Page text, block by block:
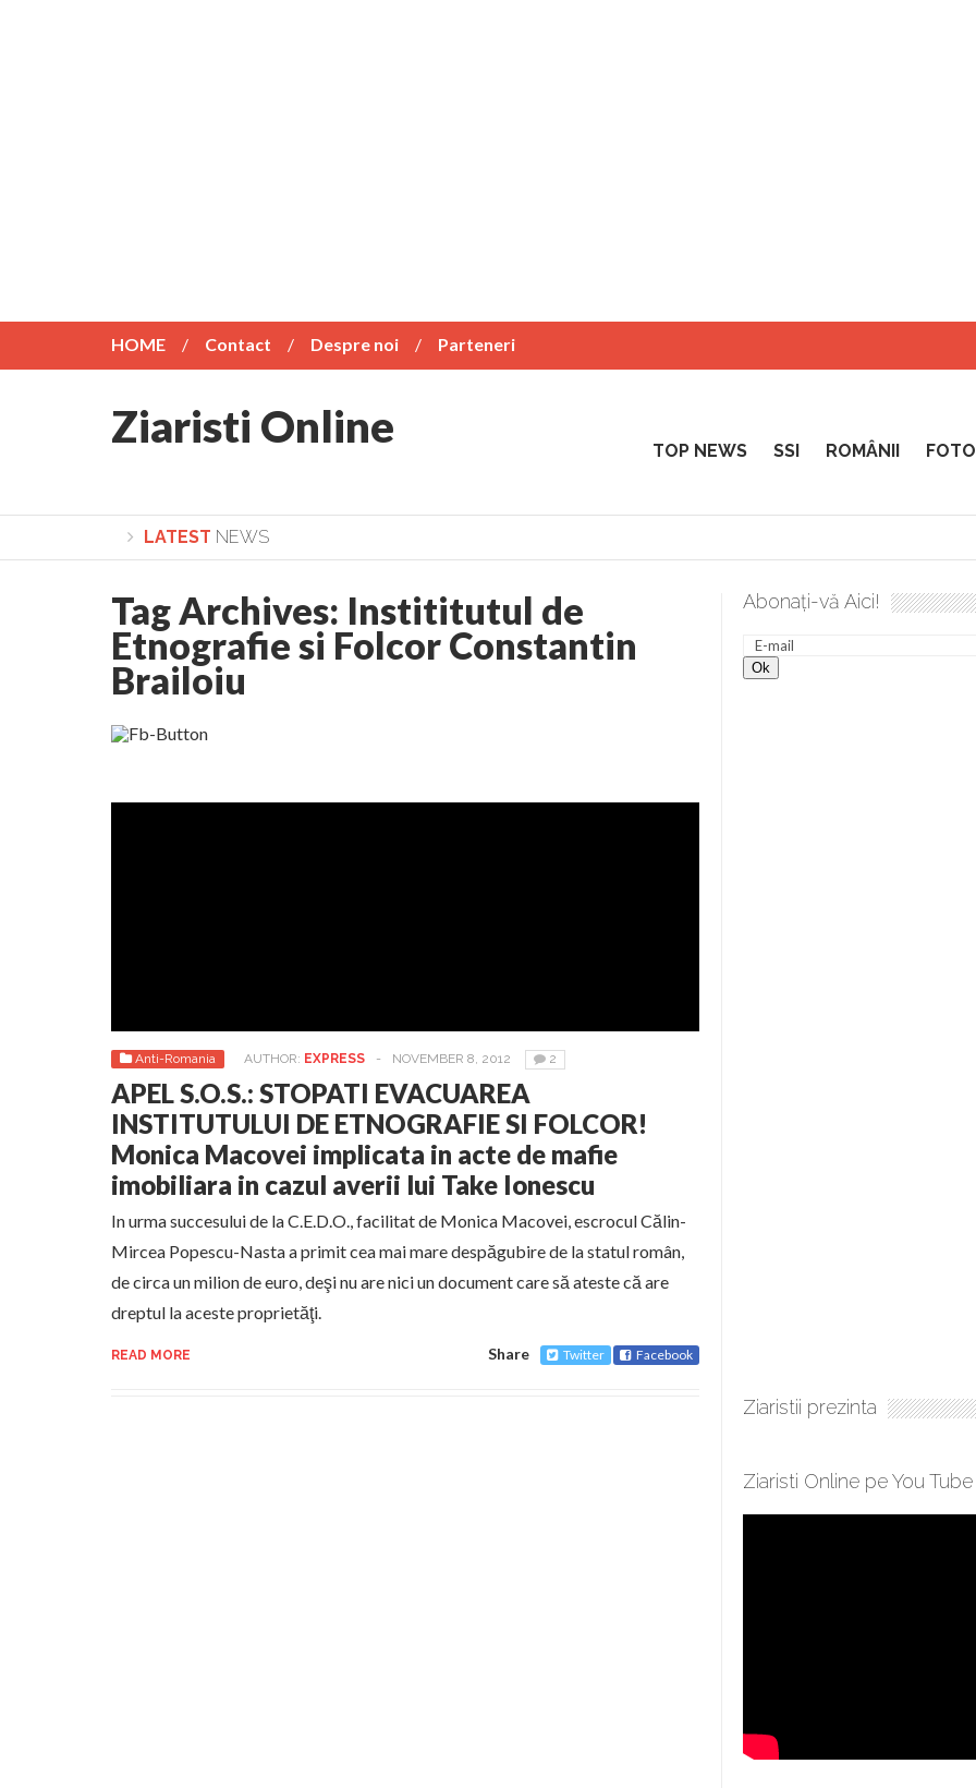
HOME Contact Despre noi Parteneri
Ziaristi Online TOP NEWS SSI ROMÂNII
LATEST NEWS
Lepădarea de sine și urmarea lui Hristos. Calea spre desăvârșire. Gând de duminică de Elena Solunca Moise
Tag Archives: Instititutul de
Etnografie si Folcor Constantin
Brailoiu
Anti-Romania AUTHOR: EXPRESS - NOVEMBER 8, 2012 2
APEL S.O.S.: STOPATI EVACUAREA
INSTITUTULUI DE ETNOGRAFIE SI FOLCOR!
Monica Macovei implicata in acte de mafie
imobiliara in cazul averii lui Take Ionescu
In urma succesului de la C.E.D.O., facilitat de Monica Macovei, escrocul Călin-
Mircea Popescu-Nasta a primit cea mai mare despăgubire de la statul român,
de circa un milion de euro, deşi nu are nici un document care să ateste că are
dreptul la aceste proprietăţi.
READ MORE Share Twitter Facebook
Abonați-vă Aici!
Ziaristii prezinta
Ziaristi Online pe You Tube